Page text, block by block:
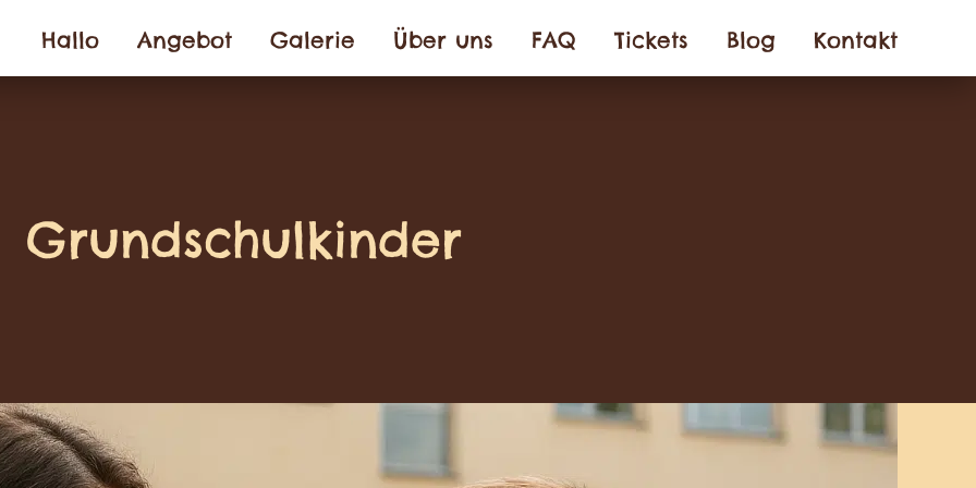
Hallo Angebot Galerie Über uns FAQ Tickets Blog Kontakt
Grundschulkinder